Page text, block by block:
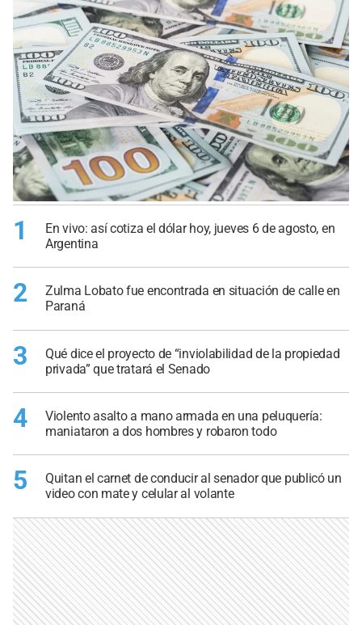
1
En vivo: así cotiza el dólar hoy, jueves 6 de agosto, en
Argentina
2
Zulma Lobato fue encontrada en situación de calle en
Paraná
3
Qué dice el proyecto de “inviolabilidad de la propiedad
privada” que tratará el Senado
4
Violento asalto a mano armada en una peluquería:
maniataron a dos hombres y robaron todo
5
Quitan el carnet de conducir al senador que publicó un
video con mate y celular al volante